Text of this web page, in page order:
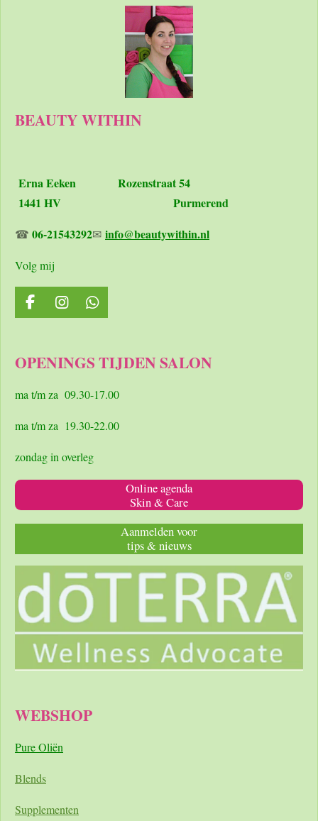
BEAUTY WITHIN
Erna Eeken Rozenstraat 54
1441 HV Purmerend
☎ 06-21543292✉ info@beautywithin.nl
Volg mij
F
a
b
o
I
n
a
r
m
W
h
s
p
OPENINGS TIJDEN SALON
ma t/m za 09.30-17.00
ma t/m za 19.30-22.00
zondag in overleg
Online agenda
Skin & Care
Aanmelden voor
tips & nieuws
WEBSHOP
Pure Oliën
Blends
Supplementen